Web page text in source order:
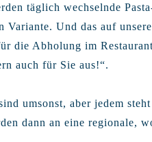
täglich wechselnde
Und das auf
die Abholung im
auch für Sie aus!“.
umsonst, aber jedem
dann an eine regionale,